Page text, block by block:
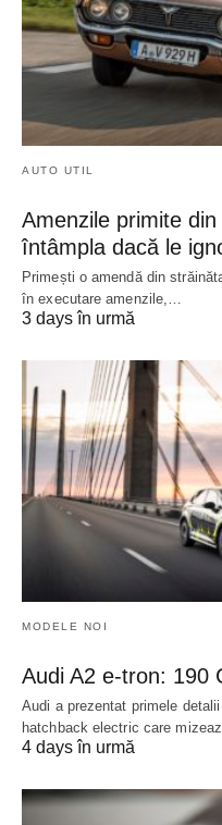
AUTO UTIL
Amenzile primite
întâmpla dacă le
Primești o amendă din
în executare amenzile,…
3 days în urmă
MODELE NOI
Audi A2 e-tron: 190
Audi a prezentat primele
hatchback electric care
4 days în urmă